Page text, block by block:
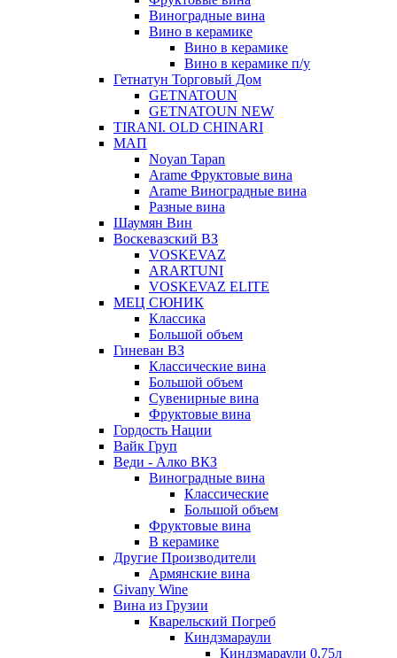
Виноградные вина
Вино в керамике
Вино в керамике
Вино в керамике п/у
Гетнатун Торговый Дом
GETNATOUN
GETNATOUN NEW
TIRANI. OLD CHINARI
МАП
Noyan Tapan
Arame Фруктовые вина
Arame Виноградные вина
Разные вина
Шаумян Вин
Воскевазский ВЗ
VOSKEVAZ
ARARTUNI
VOSKEVAZ ELITE
МЕЦ СЮНИК
Классика
Большой объем
Гиневан ВЗ
Классические вина
Большой объем
Сувенирные вина
Фруктовые вина
Гордость Нации
Вайк Груп
Веди - Алко ВКЗ
Виноградные вина
Классические
Большой объем
Фруктовые вина
В керамике
Другие Производители
Армянские вина
Givany Wine
Вина из Грузии
Кварельский Погреб
Киндзмараули
Киндзмараули 0,75л